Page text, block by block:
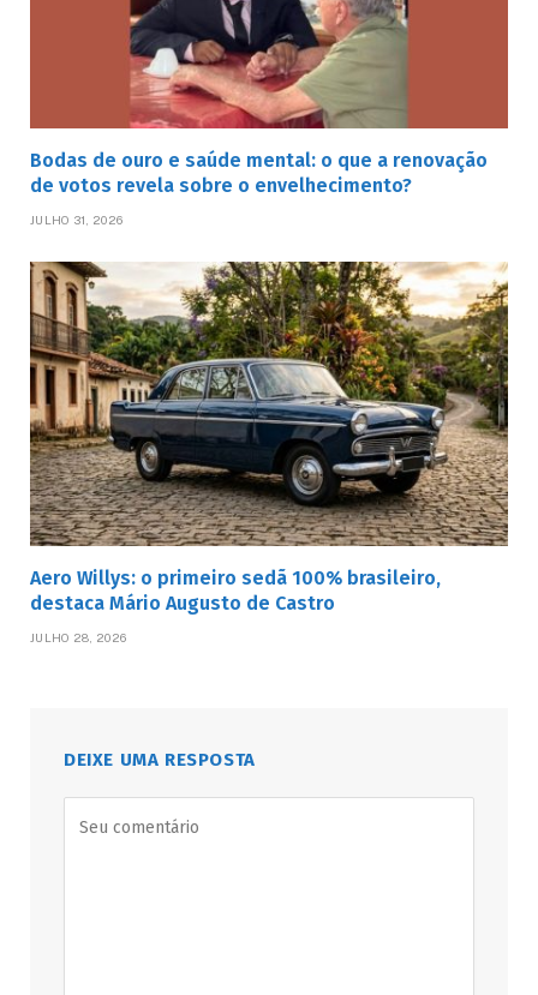
Bodas de ouro e saúde mental: o que a renovação
de votos revela sobre o envelhecimento?
JULHO 31, 2026
Aero Willys: o primeiro sedã 100% brasileiro,
destaca Mário Augusto de Castro
JULHO 28, 2026
DEIXE UMA RESPOSTA